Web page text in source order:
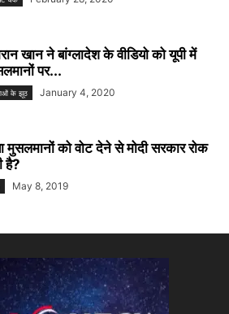
खान ने बांग्लादेश के वीडियो को यूपी में
पर...
के झूठ January 4, 2020
मुसलमानों को वोट देने से मोदी सरकार रोक
है?
May 8, 2019